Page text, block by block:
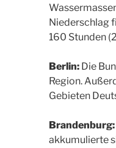
Niederschlag
160 Stunden
Berlin: Die
Region.
Gebieten
Brandenburg:
akkumulierte